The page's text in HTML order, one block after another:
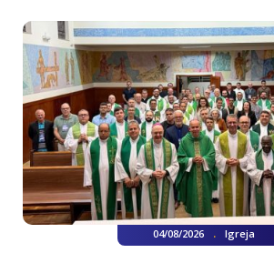
04/08/2026 . Igreja